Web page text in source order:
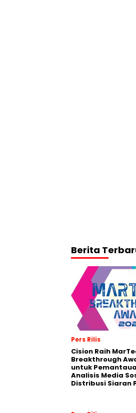
Berita
Pers Rilis
Cision Raih
Breakthrough
untuk
Analisis Media
Distribusi Siaran